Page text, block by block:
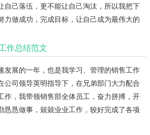
自己落伍，更不能让自己淘汰，所以我把下
力做成功，完成目标，让自己成为最伟大的
作总结范文
展的一年，也是我学习、管理的销售工作
公司领导英明指导下，在兄弟部门大力配合
作，我带领销售部全体员工，奋力拼搏，开
恳恳做事，兢兢业业工作，较好完成了各项